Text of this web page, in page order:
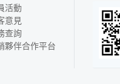
活動
意見
查詢
夥伴合作平台